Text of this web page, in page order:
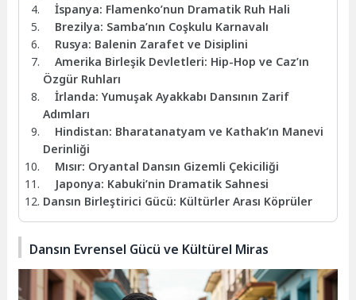
İspanya: Flamenko’nun Dramatik Ruh Hali
Brezilya: Samba’nın Coşkulu Karnavalı
Rusya: Balenin Zarafet ve Disiplini
Amerika Birleşik Devletleri: Hip-Hop ve Caz’ın
Özgür Ruhları
İrlanda: Yumuşak Ayakkabı Dansının Zarif
Adımları
Hindistan: Bharatanatyam ve Kathak’ın Manevi
Derinliği
Mısır: Oryantal Dansın Gizemli Çekiciliği
Japonya: Kabuki’nin Dramatik Sahnesi
Dansın Birleştirici Gücü: Kültürler Arası Köprüler
Dansın Evrensel Gücü ve Kültürel Miras